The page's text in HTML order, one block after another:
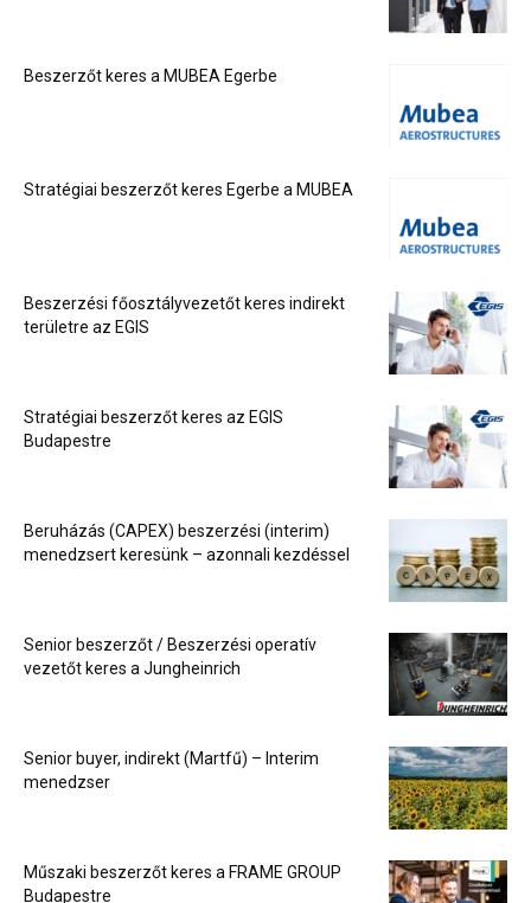
Beszerzőt keres a MUBEA Egerbe
Stratégiai beszerzőt keres Egerbe a MUBEA
Beszerzési főosztályvezetőt keres indirekt
területre az EGIS
Stratégiai beszerzőt keres az EGIS
Budapestre
Beruházás (CAPEX) beszerzési (interim)
menedzsert keresünk – azonnali kezdéssel
Senior beszerzőt / Beszerzési operatív
vezetőt keres a Jungheinrich
Senior buyer, indirekt (Martfű) – Interim
menedzser
Műszaki beszerzőt keres a FRAME GROUP
Budapestre